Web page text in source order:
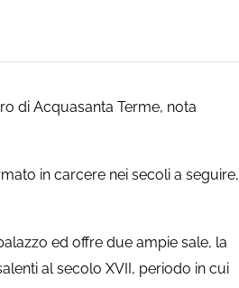
di Acquasanta Terme, nota
in carcere nei secoli a seguire,
ed offre due ampie sale, la
al secolo XVII, periodo in cui